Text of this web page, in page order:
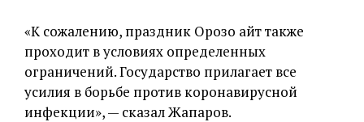
«К сожалению, праздник Орозо айт также
проходит в условиях определенных
ограничений. Государство прилагает все
усилия в борьбе против коронавирусной
инфекции», — сказал Жапаров.